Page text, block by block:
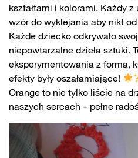
kształtami i kolorami. Każdy
wzór do wyklejania aby nikt
Każde dziecko odkrywało
niepowtarzalne dzieła sztuki.
eksperymentowania z formą,
efekty były oszałamiające!
Orange to nie tylko liście na
naszych sercach – pełne